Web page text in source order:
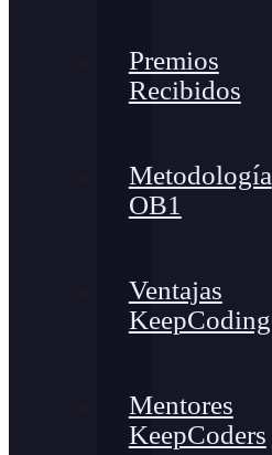
Premios
Recibidos
Metodología
OB1
Ventajas
KeepCoding
Mentores
KeepCoders